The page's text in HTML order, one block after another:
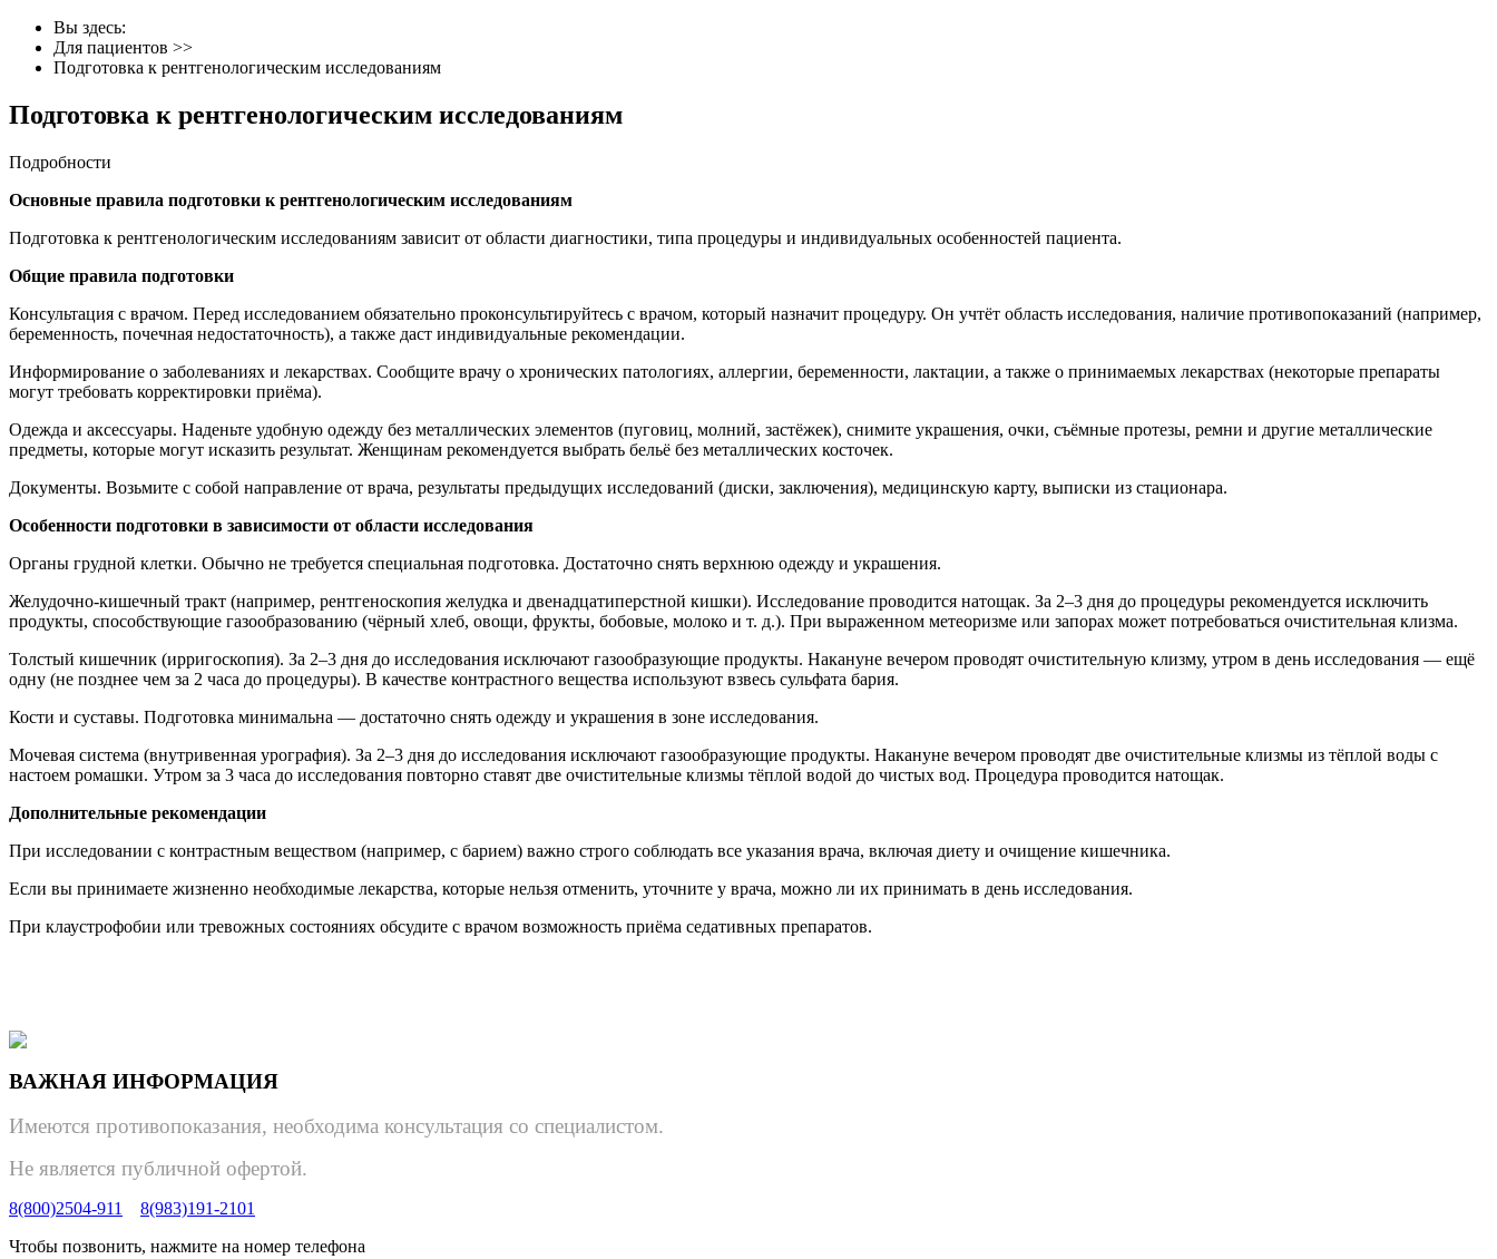
Вы здесь:
Для пациентов >>
Подготовка к рентгенологическим исследованиям
Подготовка к рентгенологическим исследованиям
Подробности
Основные правила подготовки к рентгенологическим исследованиям
Подготовка к рентгенологическим исследованиям зависит от области диагностики, типа процедуры и индивидуальных особенностей пациента.
Общие правила подготовки
Консультация с врачом. Перед исследованием обязательно проконсультируйтесь с врачом, который назначит процедуру. Он учтёт область исследования, наличие противопоказаний (например,
беременность, почечная недостаточность), а также даст индивидуальные рекомендации.
Информирование о заболеваниях и лекарствах. Сообщите врачу о хронических патологиях, аллергии, беременности, лактации, а также о принимаемых лекарствах (некоторые препараты
могут требовать корректировки приёма).
Одежда и аксессуары. Наденьте удобную одежду без металлических элементов (пуговиц, молний, застёжек), снимите украшения, очки, съёмные протезы, ремни и другие металлические
предметы, которые могут исказить результат. Женщинам рекомендуется выбрать бельё без металлических косточек.
Документы. Возьмите с собой направление от врача, результаты предыдущих исследований (диски, заключения), медицинскую карту, выписки из стационара.
Особенности подготовки в зависимости от области исследования
Органы грудной клетки. Обычно не требуется специальная подготовка. Достаточно снять верхнюю одежду и украшения.
Желудочно-кишечный тракт (например, рентгеноскопия желудка и двенадцатиперстной кишки). Исследование проводится натощак. За 2–3 дня до процедуры рекомендуется исключить
продукты, способствующие газообразованию (чёрный хлеб, овощи, фрукты, бобовые, молоко и т. д.). При выраженном метеоризме или запорах может потребоваться очистительная клизма.
Толстый кишечник (ирригоскопия). За 2–3 дня до исследования исключают газообразующие продукты. Накануне вечером проводят очистительную клизму, утром в день исследования — ещё
одну (не позднее чем за 2 часа до процедуры). В качестве контрастного вещества используют взвесь сульфата бария.
Кости и суставы. Подготовка минимальна — достаточно снять одежду и украшения в зоне исследования.
Мочевая система (внутривенная урография). За 2–3 дня до исследования исключают газообразующие продукты. Накануне вечером проводят две очистительные клизмы из тёплой воды с
настоем ромашки. Утром за 3 часа до исследования повторно ставят две очистительные клизмы тёплой водой до чистых вод. Процедура проводится натощак.
Дополнительные рекомендации
При исследовании с контрастным веществом (например, с барием) важно строго соблюдать все указания врача, включая диету и очищение кишечника.
Если вы принимаете жизненно необходимые лекарства, которые нельзя отменить, уточните у врача, можно ли их принимать в день исследования.
При клаустрофобии или тревожных состояниях обсудите с врачом возможность приёма седативных препаратов.
ВАЖНАЯ ИНФОРМАЦИЯ
Имеются противопоказания, необходима консультация со специалистом.
Не является публичной офертой.
8(800)2504-911
8(983)191-2101
Чтобы позвонить, нажмите на номер телефона